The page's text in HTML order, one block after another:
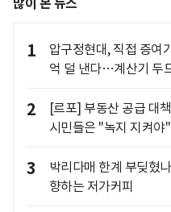
많이 본 뉴스
1
압구정현대, 직접 증여
억 덜 낸다…계산기 두
2
[르포] 부동산 공급 대
시민들은 "녹지 지켜야"
3
박리다매 한계 부딪혔
향하는 저가커피